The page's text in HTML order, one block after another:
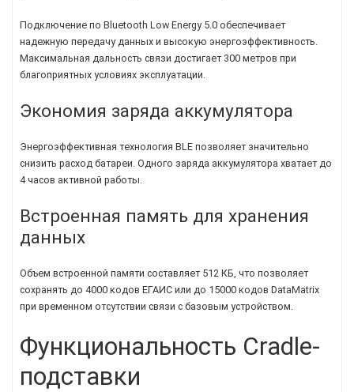
Подключение по Bluetooth Low Energy 5.0 обеспечивает
надежную передачу данных и высокую энергоэффективность.
Максимальная дальность связи достигает 300 метров при
благоприятных условиях эксплуатации.
Экономия заряда аккумулятора
Энергоэффективная технология BLE позволяет значительно
снизить расход батареи. Одного заряда аккумулятора хватает до
4 часов активной работы.
Встроенная память для хранения
данных
Объем встроенной памяти составляет 512 КБ, что позволяет
сохранять до 4000 кодов ЕГАИС или до 15000 кодов DataMatrix
при временном отсутствии связи с базовым устройством.
Функциональность Cradle-
подставки